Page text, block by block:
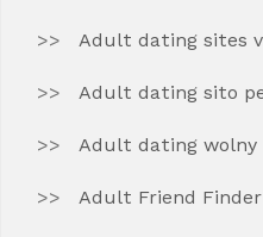
Adult dating sites
Adult dating sito
Adult dating wolny
Adult Friend